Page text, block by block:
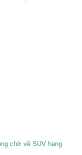
chờ về SUV hạng